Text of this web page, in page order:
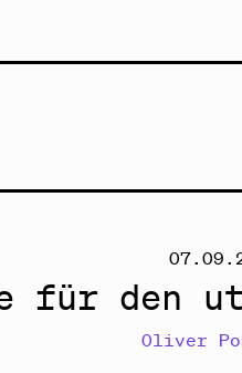
für den
Oliver